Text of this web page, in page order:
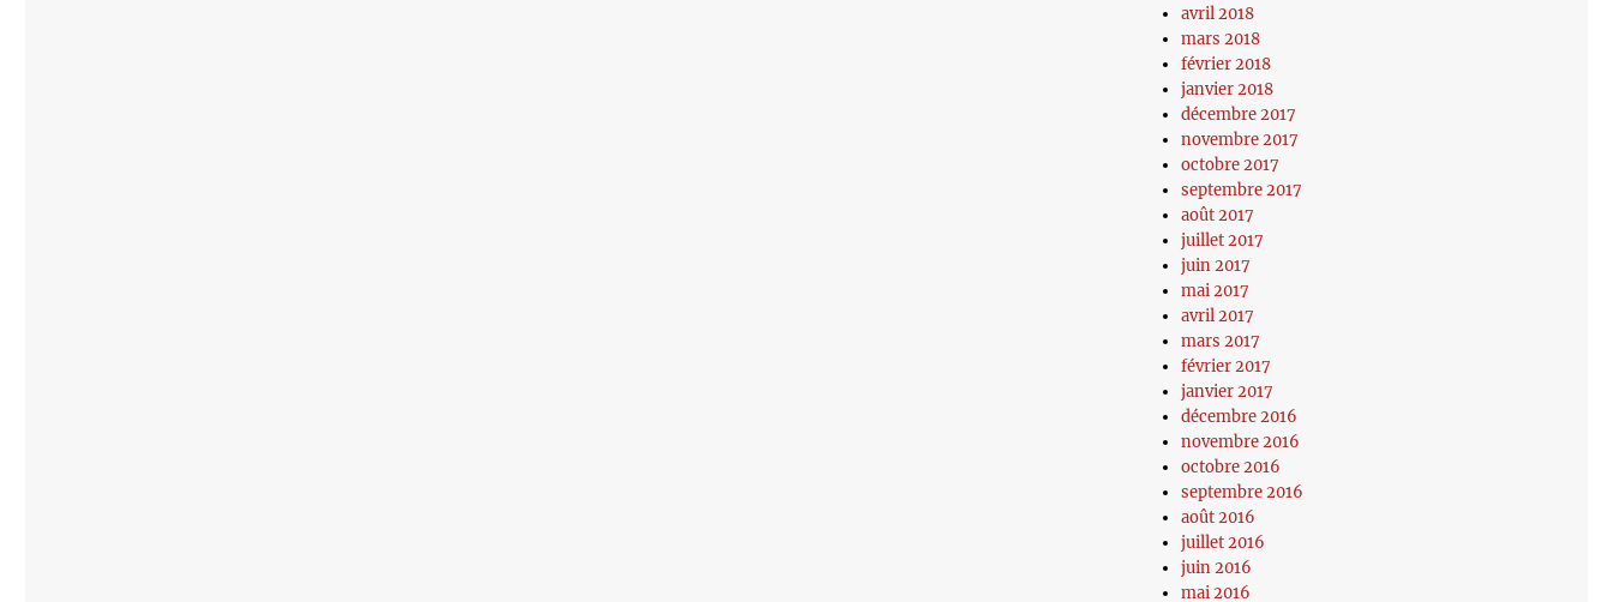
avril 2018
mars 2018
février 2018
janvier 2018
décembre 2017
novembre 2017
octobre 2017
septembre 2017
août 2017
juillet 2017
juin 2017
mai 2017
avril 2017
mars 2017
février 2017
janvier 2017
décembre 2016
novembre 2016
octobre 2016
septembre 2016
août 2016
juillet 2016
juin 2016
mai 2016